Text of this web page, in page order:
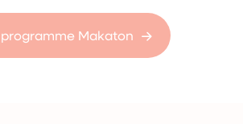
Makaton